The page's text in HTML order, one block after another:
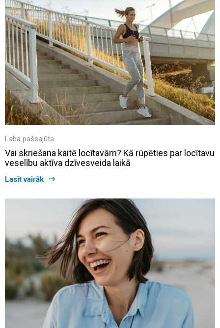
Laba pašsajūta
Vai skriešana kaitē locītavām? Kā rūpēties par locītavu
veselību aktīva dzīvesveida laikā
Lasīt vairāk